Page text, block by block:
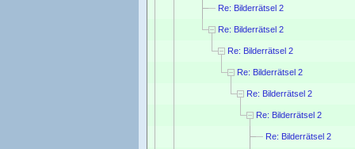
Re: Bilderrätsel 2
Re: Bilderrätsel 2
Re: Bilderrätsel 2
Re: Bilderrätsel 2
Re: Bilderrätsel 2
Re: Bilderrätsel 2
Re: Bilderrätsel 2